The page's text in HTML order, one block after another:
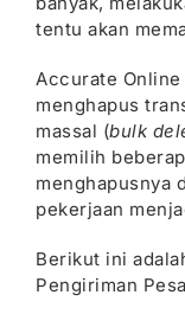
tentu akan
Accurate
menghapus
massal (bulk
memilih
menghapusnya
pekerjaan
Berikut ini
Pengiriman